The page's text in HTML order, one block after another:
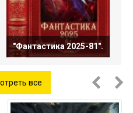
"Фантастика 2025-81".
все